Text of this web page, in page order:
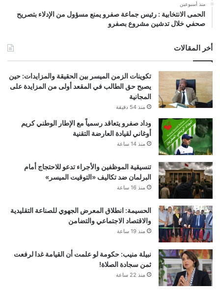
منذ أسبوعين
الحمى الانتخابية : رئيس جماعة صفرو يمنع مسؤول من الإدلاء بتصريح
صحفي خلال تدشين مشروع بصفرو
أخر المقالات
تكوينات الزمن الميسر بين الحقيقة والمزايدات: حين
يصبح حق الطالب في المقعد أولى من المزايدة على
المجانية
منذ 54 دقيقة
وداد صفرو يتعاقد رسمياً مع الإطار الوطني كريم
أوغاني لقيادة العارضة التقنية
منذ 14 ساعة
تنسيقية الموظفين والأجراء تدعو للاحتجاج أمام
البرلمان ضد تكاليف «التوقيت الميسر»
منذ 16 ساعة
الحسيمة: انطلاق المعرض الجهوي للصناعة التقليدية
والاقتصاد الاجتماعي والتضامن
منذ 19 ساعة
نبيلة منيب: حكومة لو علمت أن القيامة غدا لرفعت
ثمن سجادة الصلاة!
منذ 22 ساعة